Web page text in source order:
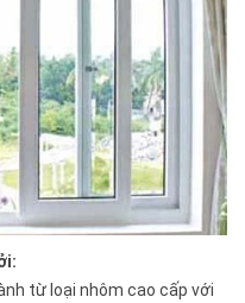
từ loại nhôm cao cấp với